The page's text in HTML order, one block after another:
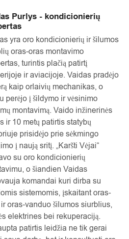
Purlys - kondicionierių
yra oro kondicionierių ir šilumos
oras-oras montavimo
turintis plačią patirtį
ir aviacijoje. Vaidas pradėjo
kaip orlaivių mechanikas, o
perėjo į šildymo ir vėsinimo
montavimą. Vaido inžinerinės
ir 10 metų patirtis statybų
prisidėjo prie sėkmingo
į naują sritį. „Karšti Vėjai“
su oro kondicionierių
o šiandien Vaidas
komandai kuri dirba su
sistemomis, įskaitant oras-
oras-vanduo šilumos siurblius,
elektrines bei rekuperaciją.
patirtis leidžia ne tik gerai